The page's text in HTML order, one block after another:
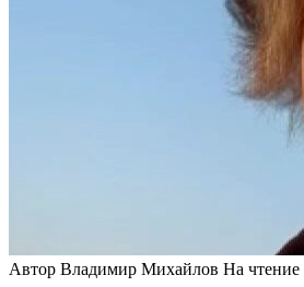
Автор Владимир Михайлов На чтение